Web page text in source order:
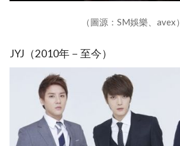
（圖源：SM娛樂、avex）
JYJ（2010年－至今）